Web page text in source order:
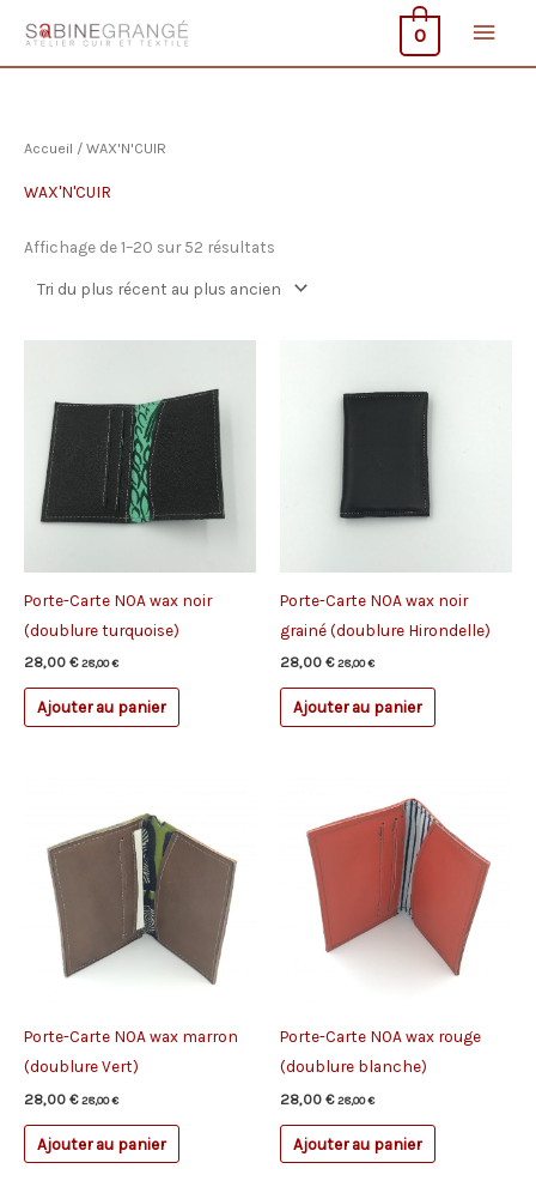
contenu
0
Accueil / WAX'N'CUIR
WAX'N'CUIR
Affichage de 1–20 sur 52 résultats
récent
Porte-Carte NOA wax noir
(doublure turquoise)
28,00 € 28,00€
Ajouter au panier
Porte-Carte NOA wax noir
grainé (doublure Hirondelle)
28,00 € 28,00€
Ajouter au panier
Porte-Carte NOA wax marron
(doublure Vert)
28,00 € 28,00€
Ajouter au panier
Porte-Carte NOA wax rouge
(doublure blanche)
28,00 € 28,00€
Ajouter au panier